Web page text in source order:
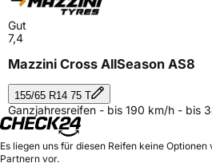
Gut
7,4
Mazzini Cross AllSeason AS8
155/65 R14 75 T
Ganzjahresreifen - bis 190 km/h - bis
Es liegen uns für diesen Reifen keine
Partnern vor.